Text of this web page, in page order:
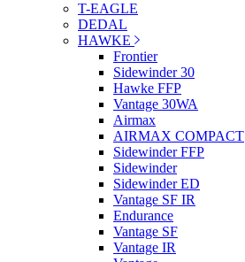
T-EAGLE
DEDAL
HAWKE
Frontier
Sidewinder 30
Hawke FFP
Vantage 30WA
Airmax
AIRMAX COMPACT
Sidewinder FFP
Sidewinder
Sidewinder ED
Vantage SF IR
Endurance
Vantage SF
Vantage IR